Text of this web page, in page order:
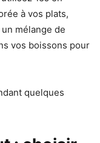
à vos plats,
mélange de
vos boissons pour
quelques